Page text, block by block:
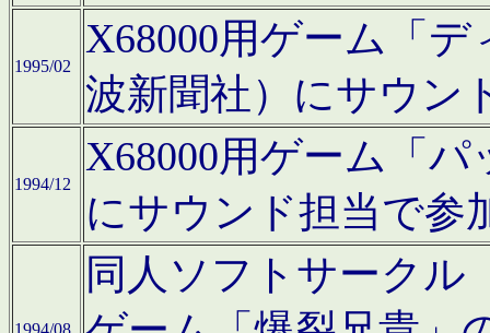
1995/02
X68000用ゲーム「
波新聞社）にサウン
1994/12
X68000用ゲーム「
にサウンド担当で参
1994/08
同人ソフトサークル